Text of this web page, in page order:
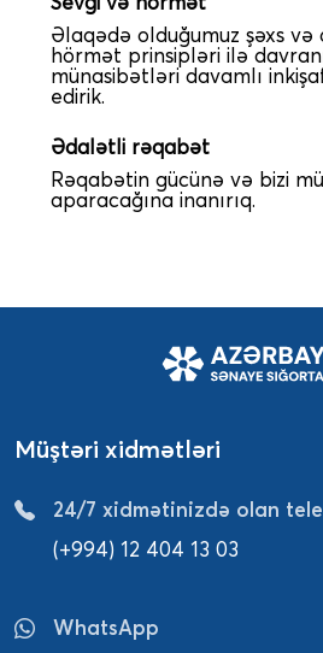
Əlaqədə olduğumuz şəxs və
hörmət prinsipləri ilə
münasibətləri davamlı
edirik.
Ədalətli rəqabət
Rəqabətin gücünə və bizi
aparacağına inanırıq.
Müştəri xidmətləri
24/7 xidmətinizdə olan
(+994) 12 404 13 03
WhatsApp